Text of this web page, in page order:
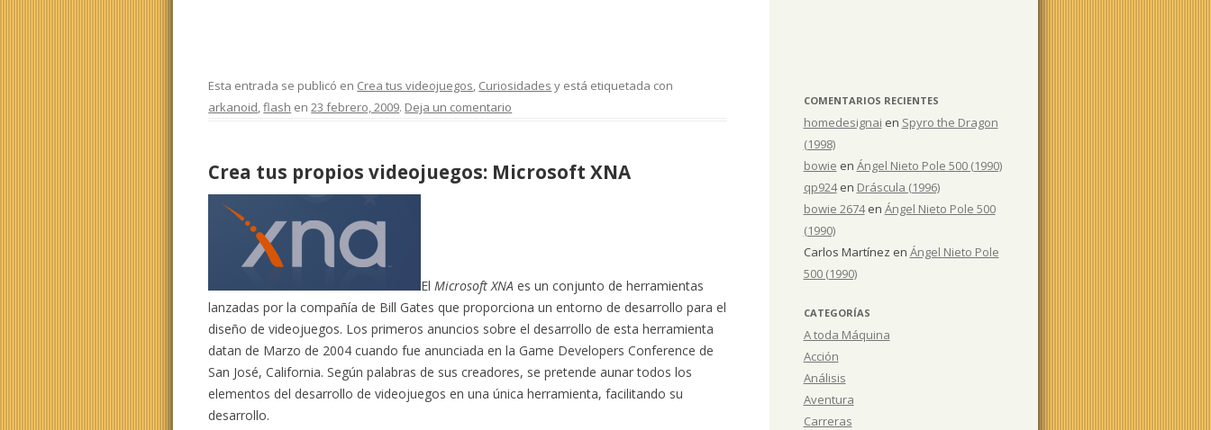
Esta entrada se publicó en Crea tus videojuegos, Curiosidades y está etiquetada con
arkanoid,flash en23 febrero, 2009. Deja un comentario
Crea tus propios videojuegos: Microsoft XNA
El Microsoft XNA es un conjunto de herramientas
lanzadas por la compañía de Bill Gates que proporciona un entorno de desarrollo para el
diseño de videojuegos. Los primeros anuncios sobre el desarrollo de esta herramienta
datan de Marzo de 2004 cuando fue anunciada en la Game Developers Conference de
San José, California. Según palabras de sus creadores, se pretende aunar todos los
elementos del desarrollo de videojuegos en una única herramienta, facilitando su
desarrollo.
COMENTARIOS RECIENTES
homedesignai en Spyro the Dragon
(1998)
bowie en Ángel Nieto Pole 500 (1990)
qp924en Dráscula (1996)
bowie 2674en Ángel Nieto Pole 500
(1990)
Carlos Martínez en Ángel Nieto Pole
500 (1990)
CATEGORÍAS
A toda Máquina
Acción
Análisis
Aventura
Carreras